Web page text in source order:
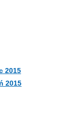
2015
2015